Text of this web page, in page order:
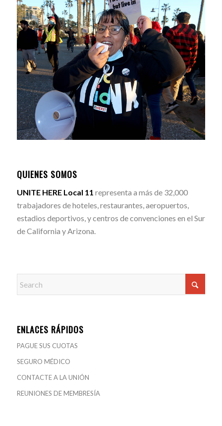
QUIENES SOMOS
UNITE HERE Local 11 representa a más de 32,000
trabajadores de hoteles, restaurantes, aeropuertos,
estadios deportivos, y centros de convenciones en el Sur
de California y Arizona.
ENLACES RÁPIDOS
PAGUE SUS CUOTAS
SEGURO MÉDICO
CONTACTE A LA UNIÓN
REUNIONES DE MEMBRESÍA